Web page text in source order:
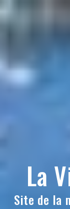
Skip
to
La
Site de la